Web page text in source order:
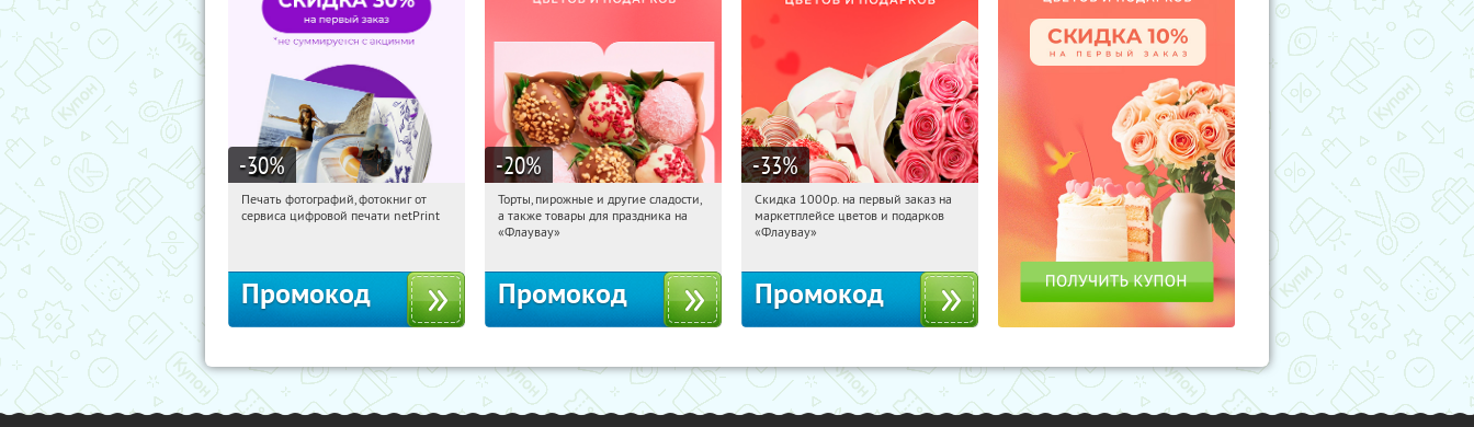
-30%
07:47:52 Получили:
Печать фотографий, фотокниг от
сервиса цифровой печати netPrint
Промокод
-20%
07:47:52 Получили:
Россия
Торты, пирожные и другие сладости,
а также товары для праздника на
«Флаувау»
Промокод
-33%
07:47:52 Получили:
Россия
Скидка 1000р. на первый заказ на
маркетплейсе цветов и подарков
«Флаувау»
Промокод